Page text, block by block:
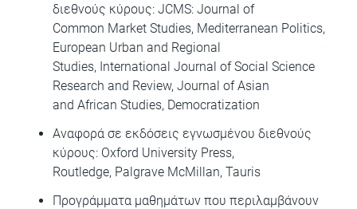
διεθνούς κύρους: JCMS: Journal of
Common Market Studies, Mediterranean Politics,
European Urban and Regional
Studies, International Journal of Social Science
Research and Review, Journal of Asian
and African Studies, Democratization
Αναφορά σε εκδόσεις εγνωσμένου διεθνούς
κύρους: Oxford University Press,
Routledge, Palgrave McMillan, Tauris
Προγράμματα μαθημάτων που περιλαμβάνουν